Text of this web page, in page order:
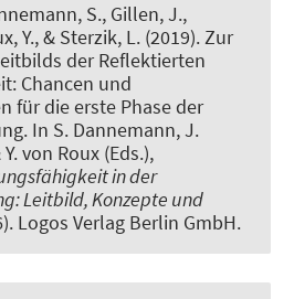
S., Gillen, J.,
Y., & Sterzik, L. (2019).Zur
der Reflektierten
Chancen und
für die erste Phase der
. In S. Dannemann, J.
von Roux (Eds.),
in der
Leitbild, Konzepte und
Logos Verlag Berlin GmbH.